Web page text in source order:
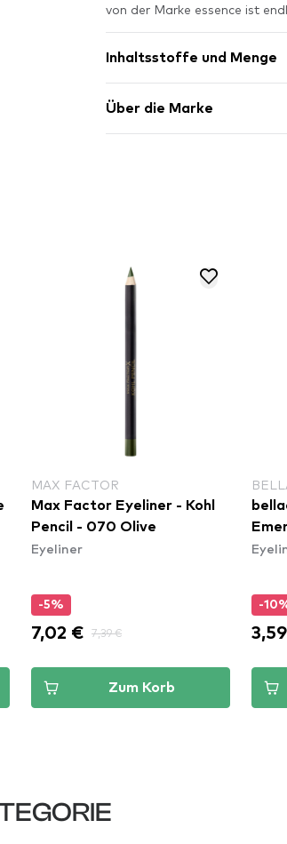
von der Marke essence ist
Inhaltsstoffe und Menge
Über die Marke
MAX FACTOR
Max Factor Eyeliner - Kohl
Pencil - 070 Olive
Eyeliner
-5%
7,02 € 7,39 €
Zum Korb
-